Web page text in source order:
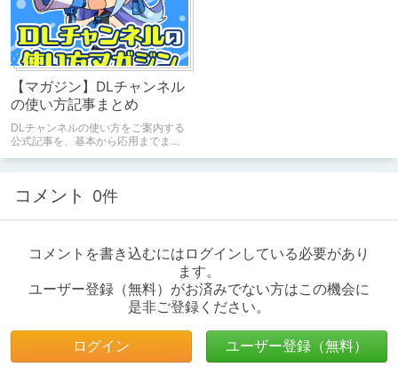
【マガジン】DLチャンネル
の使い方記事まとめ
DLチャンネルの使い方をご案内する
公式記事を、基本から応用までまと
コメント 0件
コメントを書き込むにはログインしている必要があり
ます。
ユーザー登録（無料）がお済みでない方はこの機会に
是非ご登録ください。
ログイン ユーザー登録（無料）